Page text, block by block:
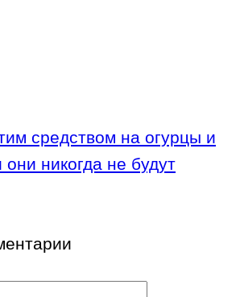
средством на огурцы и
никогда не будут